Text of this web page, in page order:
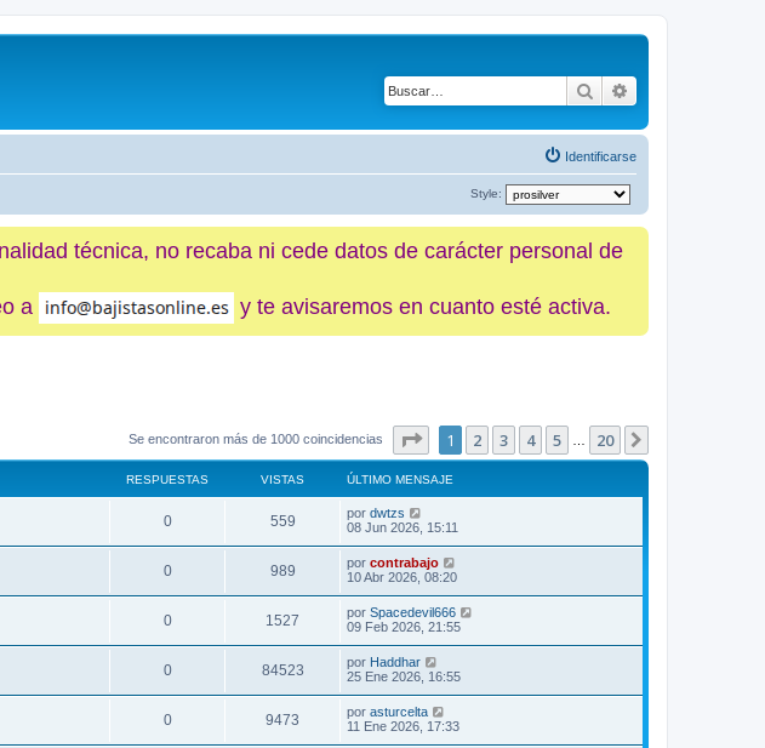
Buscar
Identificarse
Style:
técnica, no recaba ni cede datos de carácter personal de
a
y te avisaremos en cuanto esté activa.
Se encontraron más de 1000 coincidencias Página de 20
1 2 3 4 5 20
RESPUESTAS VISTAS ÚLTIMO MENSAJE
0 559 por dwtzs
08 Jun 2026, 15:11
0 989 por contrabajo
10 Abr 2026, 08:20
0 1527 por Spacedevil666
09 Feb 2026, 21:55
0 84523 por Haddhar
25 Ene 2026, 16:55
0 9473 por asturcelta
11 Ene 2026, 17:33